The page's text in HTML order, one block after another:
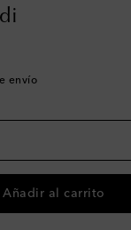
envío
Añadir al carrito